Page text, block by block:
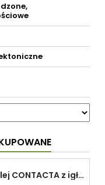
Klej CONTACTA z igłą do plastiku 25,0 g